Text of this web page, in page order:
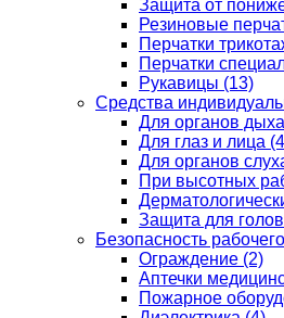
Защита от
Резиновые
Перчатки
Перчатки
Рукавицы (13)
Средства
Для органов
Для глаз и лица
Для органов
При высотных
Защита для
Безопасность
Ограждение (2)
Аптечки
Пожарное